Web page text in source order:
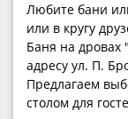
Любите бани
или в кругу
Баня на дровах
адресу ул. П.
Предлагаем
столом для